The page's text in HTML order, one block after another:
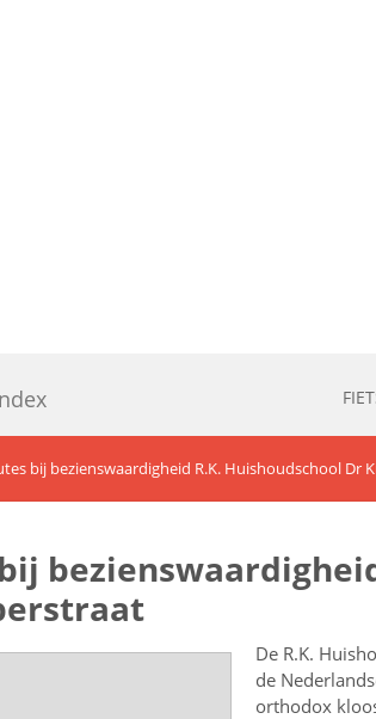
bij bezienswaardigheid R.K. Huishoudschool Dr
De R.K.
de
orthodox